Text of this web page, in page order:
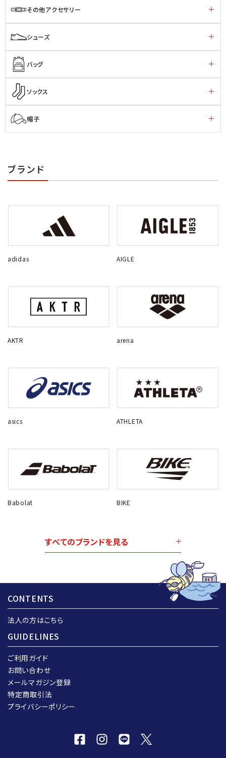
その他アクセサリー
シューズ
バッグ
ソックス
帽子
ブランド
adidas AIGLE
AKTR arena
asics ATHLETA
Babolat BIKE
すべてのブランドを見る
CONTENTS
法人の方はこちら
GUIDELINES
ご利用ガイド
お問い合わせ
メールマガジン登録
特定商取引法
プライバシーポリシー